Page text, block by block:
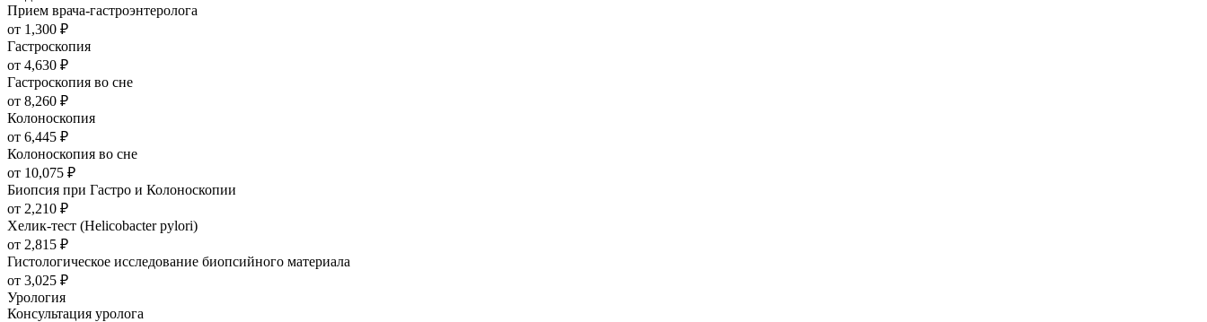
Прием врача-гастроэнтеролога
от 1,300 ₽
Гастроскопия
от 4,630 ₽
Гастроскопия во сне
от 8,260 ₽
Колоноскопия
от 6,445 ₽
Колоноскопия во сне
от 10,075 ₽
Биопсия при Гастро и Колоноскопии
от 2,210 ₽
Хелик-тест (Helicobacter pylori)
от 2,815 ₽
Гистологическое исследование биопсийного материала
от 3,025 ₽
Урология
Консультация уролога